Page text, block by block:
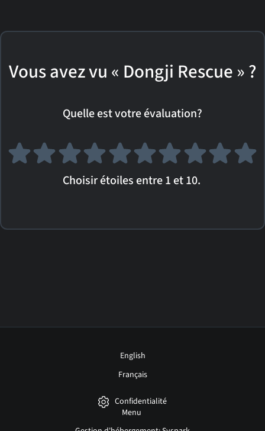
Vous avez vu « Dongji Rescue » ?
Quelle est votre évaluation?
Choisir étoiles entre 1 et 10.
English
Français
Confidentialité
Menu